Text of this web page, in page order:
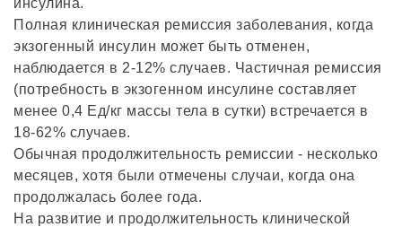
инсулина.
Полная клиническая ремиссия заболевания, когда
экзогенный инсулин может быть отменен,
наблюдается в 2-12% случаев. Частичная ремиссия
(потребность в экзогенном инсулине составляет
менее 0,4 Ед/кг массы тела в сутки) встречается в
18-62% случаев.
Обычная продолжительность ремиссии - несколько
месяцев, хотя были отмечены случаи, когда она
продолжалась более года.
На развитие и продолжительность клинической